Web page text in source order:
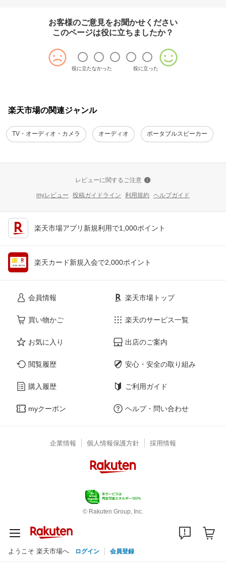
お客様のご意見をお聞かせください
このページは役に立ちましたか？
役に立たなかった 役に立った
楽天市場の関連ジャンル
TV・オーディオ・カメラ オーディオ ポータブルスピーカー
レビューに関するご注意
myレビュー 投稿ガイドライン 利用規約 ヘルプガイド
楽天市場アプリ新規利用で1,000ポイント
楽天カード新規入会で2,000ポイント
会員情報
買い物かご
お気に入り
閲覧履歴
購入履歴
myクーポン
楽天市場トップ
楽天のサービス一覧
出店のご案内
安心・安全の取り組み
ご利用ガイド
ヘルプ・問い合わせ
企業情報 個人情報保護方針 採用情報
© Rakuten Group, Inc.
ようこそ 楽天市場へ ログイン 会員登録